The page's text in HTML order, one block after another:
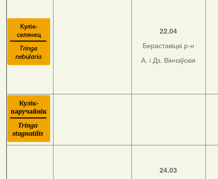
22.04
Бераставіцкі р-н
А. і Дз. Вінчэўскія
24.03